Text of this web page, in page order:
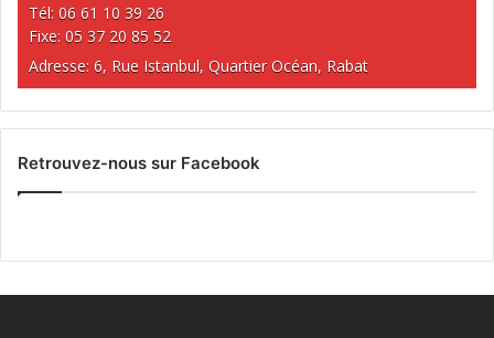
Tél: 06 61 10 39 26
Fixe: 05 37 20 85 52
Adresse: 6, Rue Istanbul, Quartier Océan, Rabat
Retrouvez-nous sur Facebook